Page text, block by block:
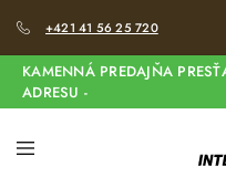
+421 41 56 25 720
KAMENNÁ PREDAJŇA
ADRESU -